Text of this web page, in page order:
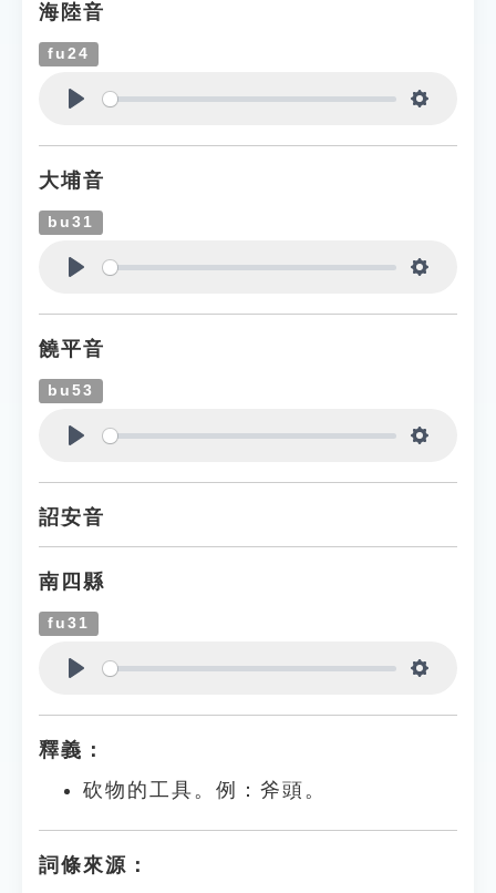
海陸音
fu24
大埔音
bu31
饒平音
bu53
詔安音
南四縣
fu31
釋義：
砍物的工具。例：斧頭。
詞條來源：